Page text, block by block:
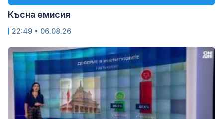
Късна емисия
22:49 • 06.08.26